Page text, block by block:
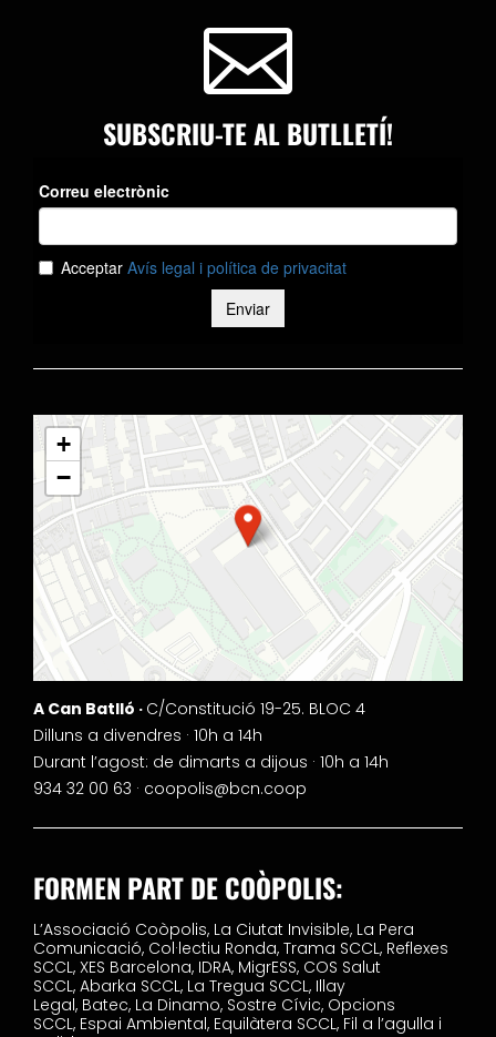
+
−
A Can Batlló · C/Constitució 19-25. BLOC 4
Dilluns a divendres · 10h a 14h
Durant l’agost: de dimarts a dijous · 10h a 14h
934 32 00 63 · coopolis@bcn.coop

SUBSCRIU-TE AL BUTLLETÍ!
FORMEN PART DE COÒPOLIS:
L’Associació Coòpolis, La Ciutat Invisible, La Pera
Comunicació, Col·lectiu Ronda, Trama SCCL, Reflexes
SCCL, XES Barcelona, IDRA, MigrESS, COS Salut
SCCL, Abarka SCCL, La Tregua SCCL, Illay
Legal, Batec, La Dinamo, Sostre Cívic, Opcions
SCCL, Espai Ambiental, Equilàtera SCCL, Fil a l’agulla i